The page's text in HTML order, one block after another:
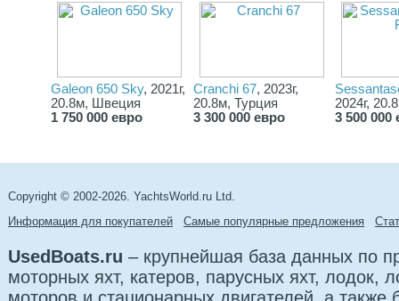
Galeon 650 Sky, 2021г,
20.8м, Швеция
1 750 000 евро
Cranchi 67, 2023г,
20.8м, Турция
3 300 000 евро
2024г,
3 500 000
Copyright © 2002-2026. YachtsWorld.ru Ltd.
Информация для покупателей
Самые популярные предложения
UsedBoats.ru – крупнейшая база данных по
моторных яхт, катеров, парусных яхт, лодок,